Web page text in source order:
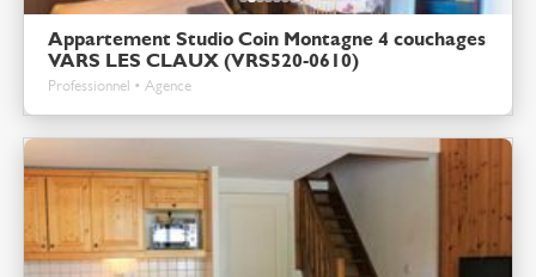
Appartement Studio Coin Montagne 4 couchages
VARS LES CLAUX (VRS520-0610)
Professionnel • Agence